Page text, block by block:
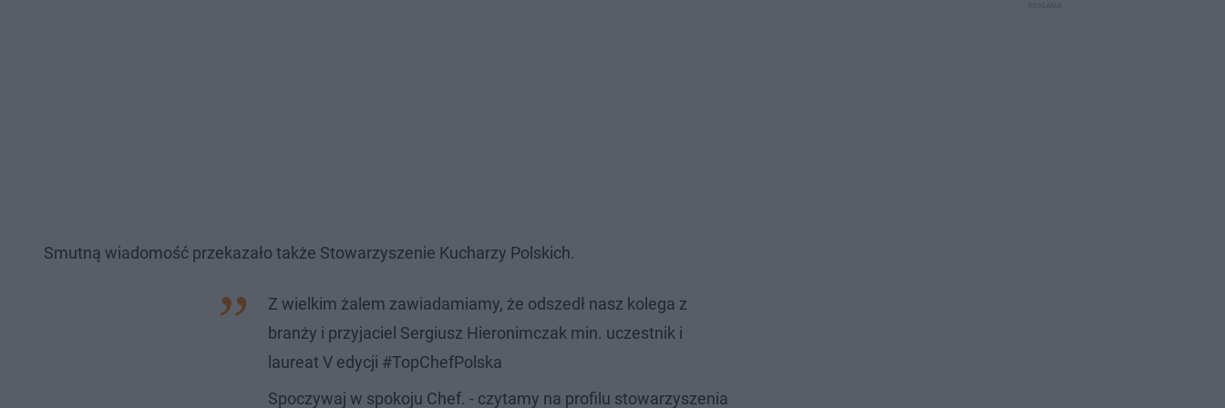
Smutną wiadomość przekazało także Stowarzyszenie Kucharzy Polskich.
Z wielkim żalem zawiadamiamy, że odszedł nasz kolega z
branży i przyjaciel Sergiusz Hieronimczak min. uczestnik i
laureat V edycji #TopChefPolska
Spoczywaj w spokoju Chef. - czytamy na profilu stowarzyszenia